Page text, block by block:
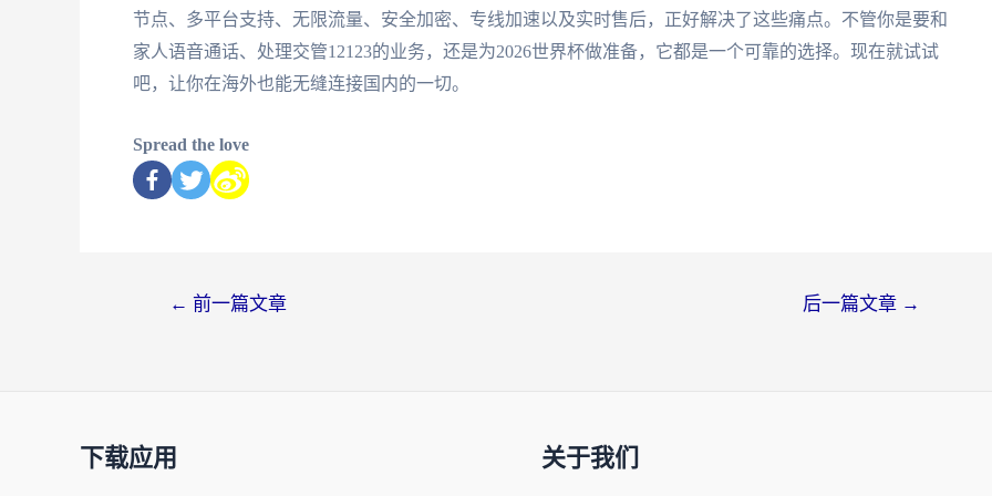
节点、多平台支持、无限流量、安全加密、专线加速以及实时售后，正好解决了这些痛点。不管你是要和
家人语音通话、处理交管12123的业务，还是为2026世界杯做准备，它都是一个可靠的选择。现在就试试
吧，让你在海外也能无缝连接国内的一切。
Spread the love
← 前一篇文章 后一篇文章 →
下载应用 关于我们